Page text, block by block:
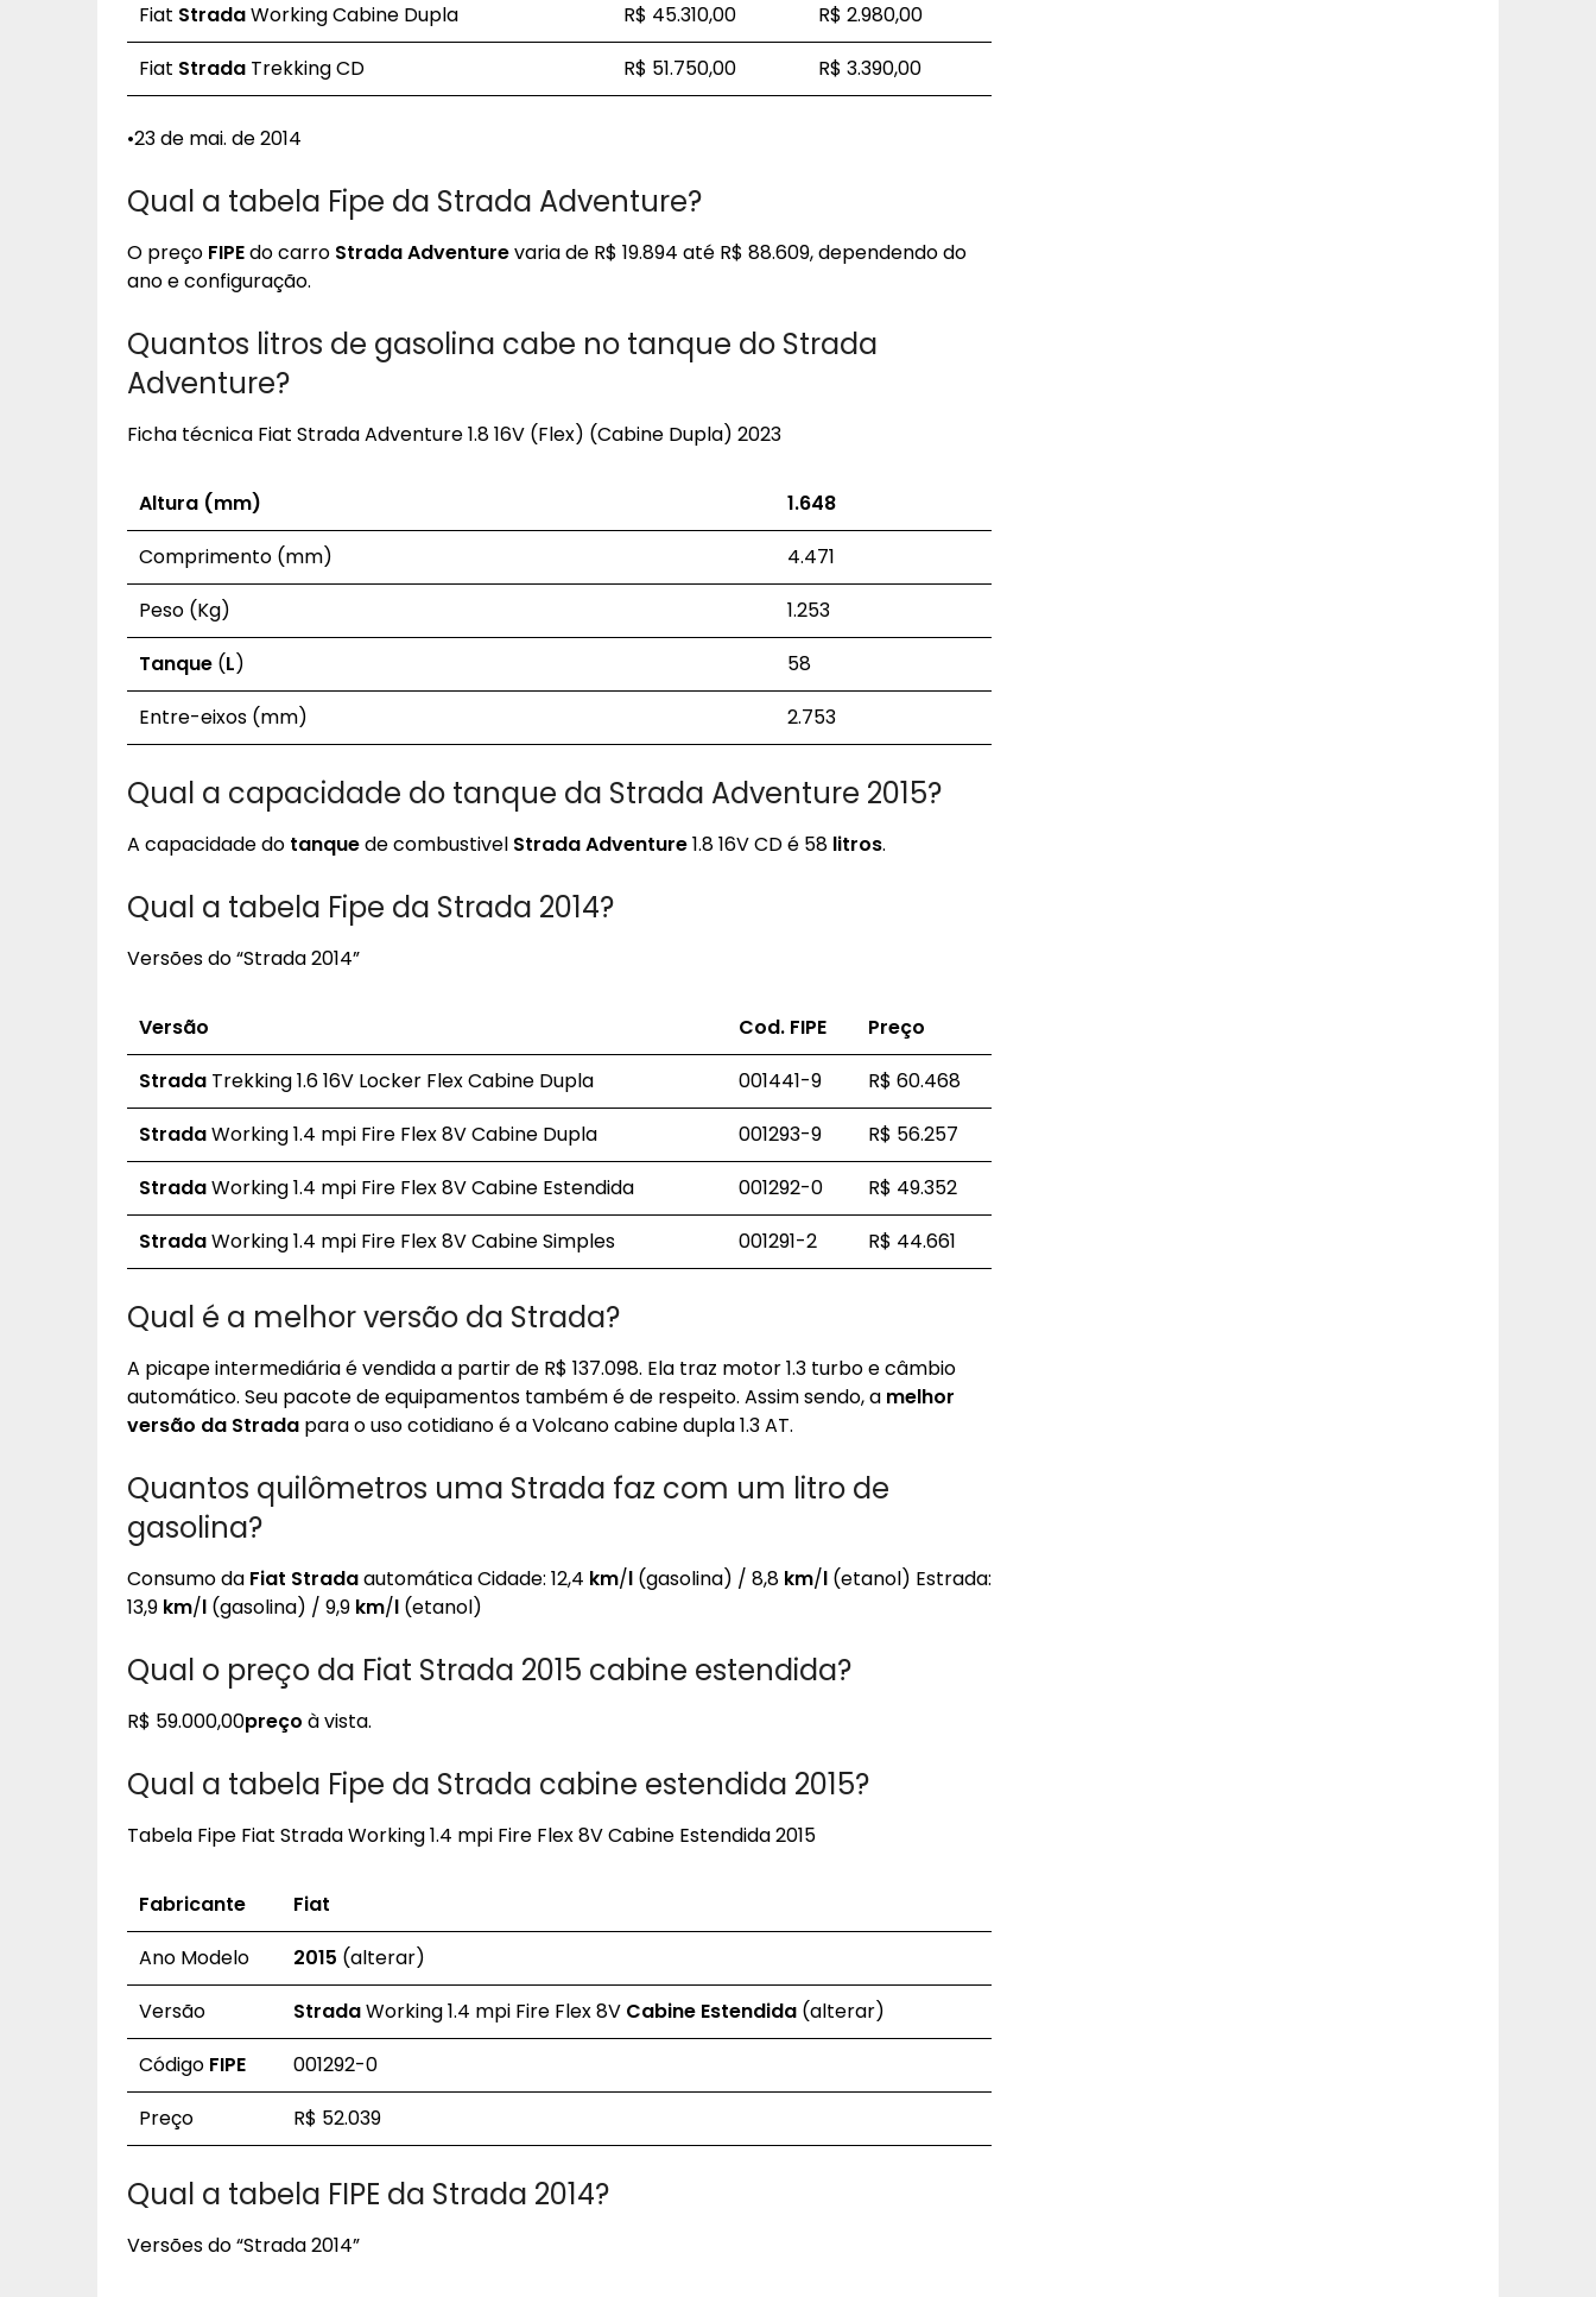
Fiat StradaWorking Cabine Dupla R$ 45.310,00
R$ 2.980,00
Fiat Strada Trekking CD R$ 51.750,00 R$ 3.390,00
•23 de mai. de 2014
Qual a tabela Fipe da Strada Adventure?
O preço FIPEdo carro Strada Adventurevaria de R$ 19.894 até R$ 88.609, dependendo do
ano e configuração.
Quantos litros de gasolina cabe no tanque do Strada
Adventure?
Ficha técnica Fiat Strada Adventure 1.8 16V (Flex) (Cabine Dupla) 2023
Altura (mm)
1.648
Comprimento (mm)
4.471
Peso (Kg)
1.253
Tanque (L)
58
Entre-eixos (mm)
2.753
Qual a capacidade do tanque da Strada Adventure 2015?
A capacidade do tanquede combustivel Strada Adventure1.8 16V CD é 58 litros.
Qual a tabela Fipe da Strada 2014?
Versões do “Strada 2014”
Versão Cod. FIPE
Preço
Strada Trekking 1.6 16V Locker Flex Cabine Dupla 001441-9
R$ 60.468
StradaWorking 1.4 mpi Fire Flex 8V Cabine Dupla 001293-9
R$ 56.257
StradaWorking 1.4 mpi Fire Flex 8V Cabine Estendida 001292-0
R$ 49.352
StradaWorking 1.4 mpi Fire Flex 8V Cabine Simples 001291-2 R$ 44.661
Qual é a melhor versão da Strada?
A picape intermediária é vendida a partir de R$ 137.098. Ela traz motor 1.3 turbo e câmbio
automático. Seu pacote de equipamentos também é de respeito. Assim sendo, a melhor
versão da Strada para o uso cotidiano é a Volcano cabine dupla 1.3 AT.
Quantos quilômetros uma Strada faz com um litro de
gasolina?
Consumo da Fiat Stradaautomática Cidade: 12,4 km/l (gasolina) / 8,8 km/l (etanol) Estrada:
13,9 km/l (gasolina) / 9,9 km/l (etanol)
Qual o preço da Fiat Strada 2015 cabine estendida?
R$ 59.000,00preço à vista.
Qual a tabela Fipe da Strada cabine estendida 2015?
Tabela Fipe Fiat Strada Working 1.4 mpi Fire Flex 8V Cabine Estendida 2015
Fabricante
Fiat
Ano Modelo
2015 (alterar)
Versão
StradaWorking 1.4 mpi Fire Flex 8V Cabine Estendida (alterar)
Código FIPE
001292-0
Preço
R$ 52.039
Qual a tabela FIPE da Strada 2014?
Versões do “Strada 2014”